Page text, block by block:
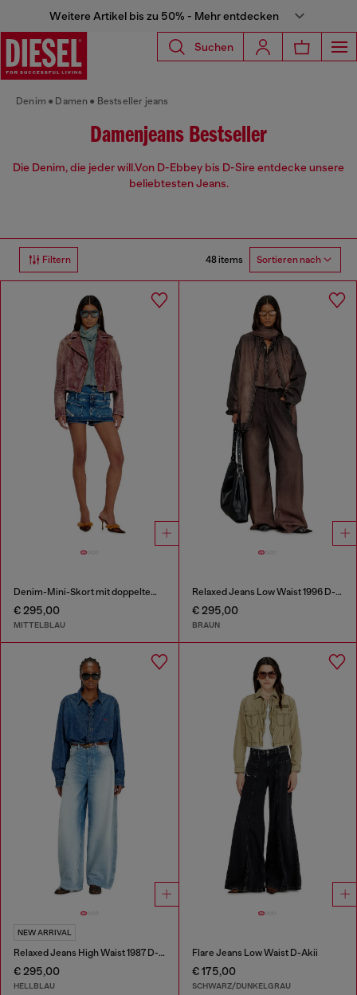
Weitere Artikel bis zu 50% - Mehr entdecken
Suchen
Denim Damen Bestseller jeans
Damenjeans Bestseller
Die Denim, die jeder will.Von D-Ebbey bis D-Sire entdecke unsere
beliebtesten Jeans.
Filtern 48 items Sortieren nach
Denim-Mini-Skort mit doppeltem Bund
€ 295,00
MITTELBLAU
Relaxed Jeans Low Waist 1996 D-Sire
€ 295,00
BRAUN
NEW ARRIVAL
Relaxed Jeans High Waist 1987 D-Khelz
€ 295,00
HELLBLAU
Flare Jeans Low Waist D-Akii
€ 175,00
SCHWARZ/DUNKELGRAU